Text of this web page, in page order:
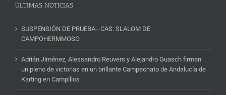
ÚLTIMAS NOTICIAS
SUSPENSIÓN DE PRUEBA.- CAS: SLALOM DE
CAMPOHERMMOSO
Adrián Jiménez, Alessandro Reuvers y Alejandro Guasch firman
un pleno de victorias en un brillante Campeonato de Andalucía de
Karting en Campillos